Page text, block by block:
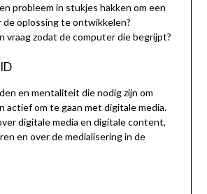
probleem in stukjes hakken om een
oplossing te ontwikkelen?
vraag zodat de computer die begrijpt?
en mentaliteit die nodig zijn om
actief om te gaan met digitale media.
digitale media en digitale content,
en over de medialisering in de